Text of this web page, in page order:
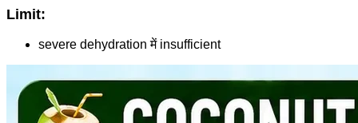
Limit:
severe dehydration में insufficient